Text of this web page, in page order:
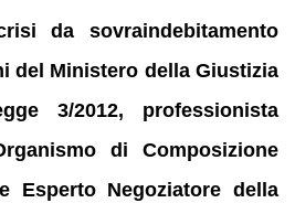
da sovraindebitamento
del Ministero della Giustizia
3/2012, professionista
di Composizione
Esperto Negoziatore della